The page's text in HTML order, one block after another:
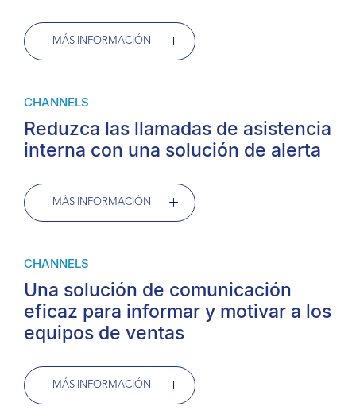
MÁS INFORMACIÓN
CHANNELS
Reduzca las llamadas de asistencia
interna con una solución de alerta
MÁS INFORMACIÓN
CHANNELS
Una solución de comunicación
eficaz para informar y motivar a los
equipos de ventas
MÁS INFORMACIÓN